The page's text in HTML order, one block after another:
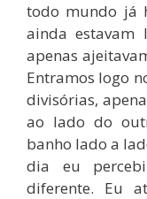
todo mundo já
ainda estavam
apenas
Entramos logo
divisórias,
ao lado do
banho lado a
dia eu
diferente. Eu